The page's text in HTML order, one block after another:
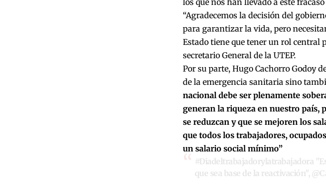
“Agradecemos la decisión del
para garantizar la vida, pero
Estado tiene que tener un rol central
secretario General de la UTEP.
Por su parte, Hugo Cachorro Godoy
de la emergencia sanitaria sino
nacional debe ser plenamente
generan la riqueza en nuestro país,
se reduzcan y que se mejoren los
que todos los trabajadores,
un salario social mínimo”
#Diadeltrabajadorylatrabajadora
que sea base de la reactivación",